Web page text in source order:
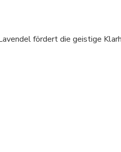
fördert die geistige